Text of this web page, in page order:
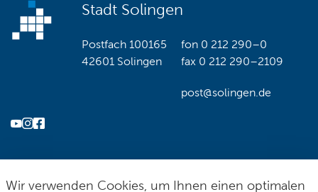
Stadt Solingen
Postfach 100165
42601 Solingen
fon 0 212 290–0
fax 0 212 290–2109
post@solingen.de
Wir verwenden Cookies, um Ihnen einen optimalen